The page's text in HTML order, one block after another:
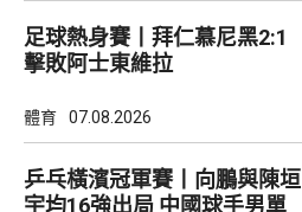
足球熱身賽丨拜仁慕尼黑2:1
擊敗阿士東維拉
體育 07.08.2026
乒乓橫濱冠軍賽丨向鵬與陳垣
宇均16強出局 中國球手男單